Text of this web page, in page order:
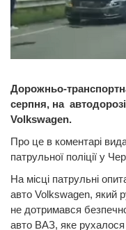
Дорожньо-
серпня, на
Volkswagen.
Про це в коментарі
патрульної поліції у
На місці патрульні
авто Volkswagen, який
не дотримався
авто ВАЗ, яке